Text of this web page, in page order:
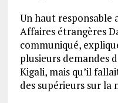
Un haut responsable
Affaires étrangères
communiqué,
plusieurs demandes
Kigali, mais qu’il
des supérieurs sur la